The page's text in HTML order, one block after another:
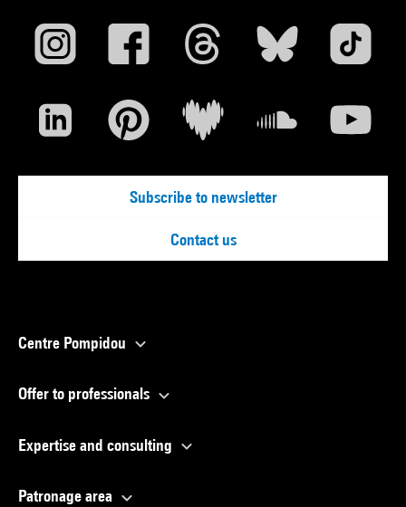
Subscribe to newsletter
Contact us
Centre Pompidou
Offer to professionals
Expertise and consulting
Patronage area